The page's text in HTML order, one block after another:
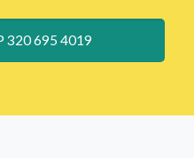
320 695 4019